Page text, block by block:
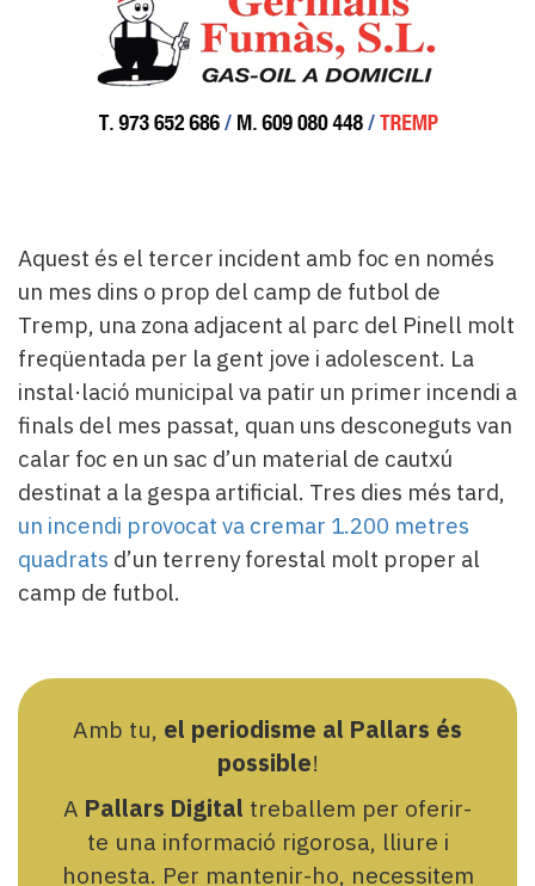
Aquest és el tercer incident amb foc en només
un mes dins o prop del camp de futbol de
Tremp, una zona adjacent al parc del Pinell molt
freqüentada per la gent jove i adolescent. La
instal·lació municipal va patir un primer incendi a
finals del mes passat, quan uns desconeguts van
calar foc en un sac d’un material de cautxú
destinat a la gespa artificial. Tres dies més tard,
un incendi provocat va cremar 1.200 metres
quadrats d’un terreny forestal molt proper al
camp de futbol.
Amb tu, el periodisme al Pallars és
possible!
A Pallars Digital treballem per oferir-
te una informació rigorosa, lliure i
honesta. Per mantenir-ho, necessitem